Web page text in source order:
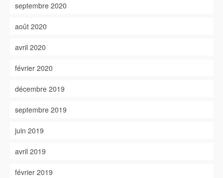
septembre 2020
août 2020
avril 2020
février 2020
décembre 2019
septembre 2019
juin 2019
avril 2019
février 2019